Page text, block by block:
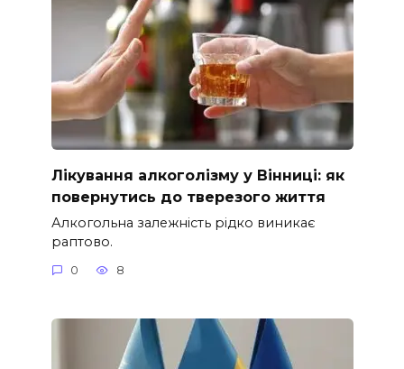
Лікування алкоголізму у Вінниці: як
повернутись до тверезого життя
Алкогольна залежність рідко виникає
раптово.
0 8